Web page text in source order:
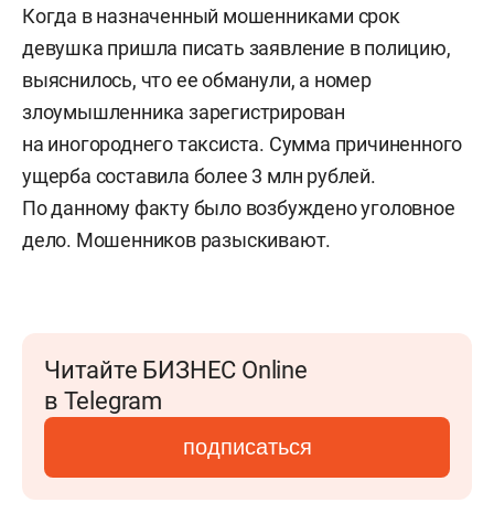
Когда в назначенный мошенниками срок
девушка пришла писать заявление в полицию,
выяснилось, что ее обманули, а номер
злоумышленника зарегистрирован
на иногороднего таксиста. Сумма причиненного
ущерба составила более 3 млн рублей.
По данному факту было возбуждено уголовное
дело. Мошенников разыскивают.
Читайте БИЗНЕС Online
в Telegram
подписаться